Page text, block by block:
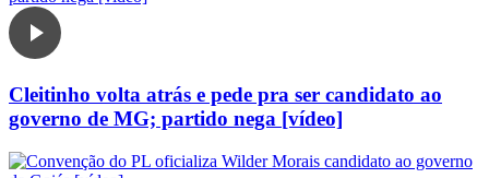
Cleitinho volta atrás e pede pra ser candidato ao
governo de MG; partido nega [vídeo]